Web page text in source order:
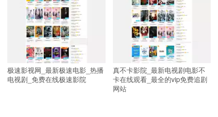
极速影视网_最新极速电影_热播
电视剧_免费在线极速影院
真不卡影院_最新电视剧电影不
卡在线观看_最全的vip免费追剧
网站